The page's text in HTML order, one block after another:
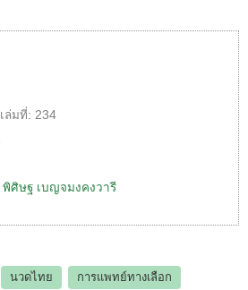
เล่มที่: 234
พิศิษฐ เบญจมงคงวารี
นวดไทย
การแพทย์ทางเลือก